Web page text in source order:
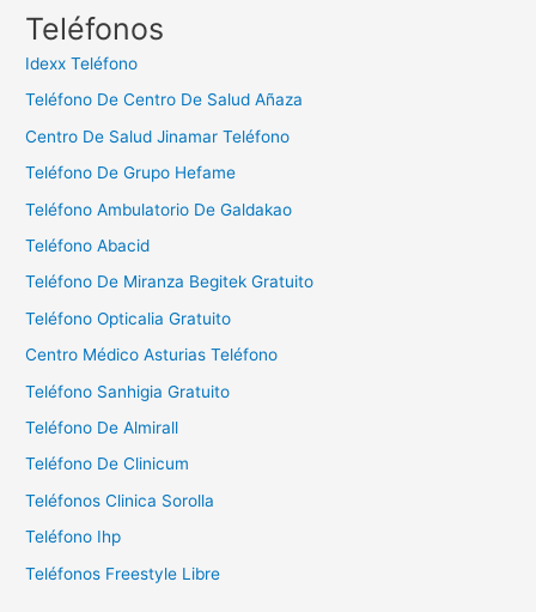
c
Teléfonos
Idexx Teléfono
Teléfono De Centro De Salud Añaza
Centro De Salud Jinamar Teléfono
Teléfono De Grupo Hefame
Teléfono Ambulatorio De Galdakao
Teléfono Abacid
Teléfono De Miranza Begitek Gratuito
Teléfono Opticalia Gratuito
Centro Médico Asturias Teléfono
Teléfono Sanhigia Gratuito
Teléfono De Almirall
Teléfono De Clinicum
Teléfonos Clinica Sorolla
Teléfono Ihp
Teléfonos Freestyle Libre